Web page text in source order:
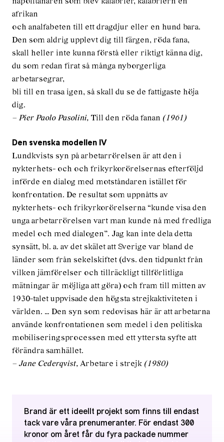
afrikan
och analfabeten till ett dragdjur eller en hund bara.
Den som aldrig upplevt dig till färgen, röda fana,
skall heller inte kunna förstå eller riktigt känna dig,
du som redan firat så många nyborgerliga
arbetarsegrar,
bli till en trasa igen, så skall du se de fattigaste höja
dig.
– Pier Paolo Pasolini, Till den röda fanan (1961)
Den svenska modellen IV
Lundkvists syn på arbetarrörelsen är att den i
nykterhets- och och frikyrkorörelsernas efterföljd
införde en dialog med motståndaren istället för
konfrontation. De resultat som uppnåtts av
nykterhets- och frikyrkorörelserna “kunde visa den
unga arbetarrörelsen vart man kunde nå med fredliga
medel och med dialogen”. Jag kan inte dela detta
synsätt, bl. a. av det skälet att Sverige var bland de
länder som från sekelskiftet (dvs. den tidpunkt från
vilken jämförelser och tillräckligt tillförlitliga
mätningar är möjliga att göra) och fram till mitten av
1930-talet uppvisade den högsta strejkaktiviteten i
världen. … Den syn som redovisas här är att arbetarna
använde konfrontationen som medel i den politiska
mobiliseringsprocessen med ett yttersta syfte att
förändra samhället.
– Jane Cederqvist, Arbetare i strejk (1980)
Brand är ett ideellt projekt som finns till endast
tack vare våra prenumeranter. För endast 300
kronor om året får du fyra packade nummer